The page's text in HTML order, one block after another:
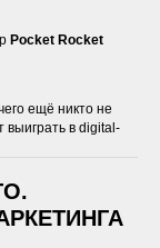
Pocket Rocket
ещё никто не
в digital-